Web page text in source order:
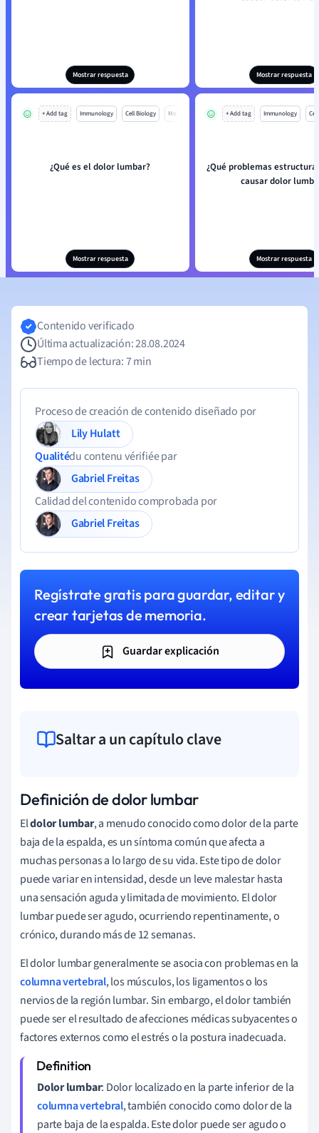
Mostrar respuesta Mostrar respuesta
+ Add tag Immunology Cell Biology Mo
¿Qué es el dolor lumbar?
Mostrar respuesta
+ Add tag Immunology
¿Qué problemas
causar dolor
Mostrar respuesta
Contenido verificado
Última actualización: 28.08.2024
Tiempo de lectura: 7 min
Proceso de creación de contenido diseñado por
Lily Hulatt
Qualitédu contenu vérifiée par
Gabriel Freitas
Calidad del contenido comprobada por
Gabriel Freitas
Regístrate gratis para guardar, editar y
crear tarjetas de memoria.
Guardar explicación
Saltar a un capítulo clave
Definición de dolor lumbar
Eldolor lumbar, a menudo conocido como dolor de la parte
baja de la espalda, es un síntoma común que afecta a
muchas personas a lo largo de su vida. Este tipo de dolor
puede variar en intensidad, desde un leve malestar hasta
una sensación aguda y limitada de movimiento. El dolor
lumbar puede ser agudo, ocurriendo repentinamente, o
crónico, durando más de 12 semanas.
El dolor lumbar generalmente se asocia con problemas en la
columna vertebral, los músculos, los ligamentos o los
nervios de la región lumbar. Sin embargo, el dolor también
puede ser el resultado de afecciones médicas subyacentes o
factores externos como el estrés o la postura inadecuada.
Dolor lumbar: Dolor localizado en la parte inferior de la
columna vertebral, también conocido como dolor de la
parte baja de la espalda. Este dolor puede ser agudo o